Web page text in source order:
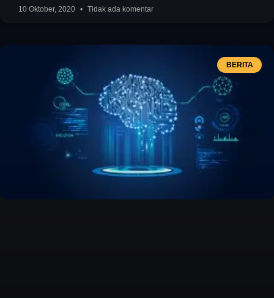
10 Oktober, 2020 Tidak ada komentar
BERITA